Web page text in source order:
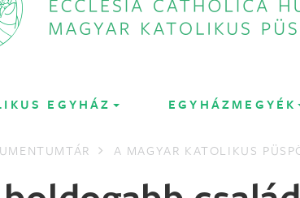
EGYHÁZ EGYHÁZMEGYÉK
A MAGYAR KATOLIKUS